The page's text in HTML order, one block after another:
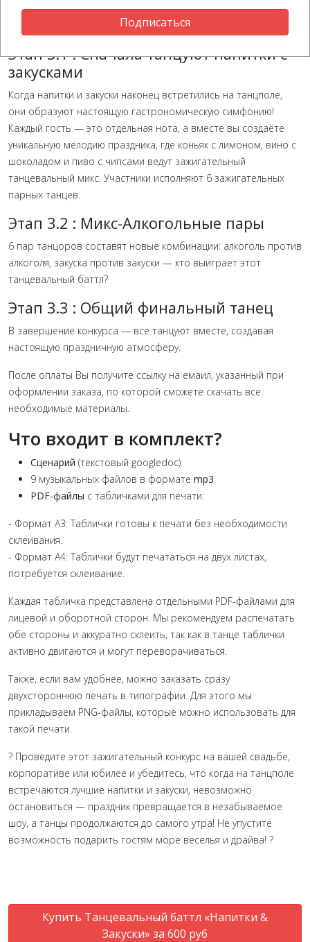
Этап 3.1 : Сначала танцуют напитки с
закусками
Когда напитки и закуски наконец встретились на танцполе,
они образуют настоящую гастрономическую симфонию!
Каждый гость — это отдельная нота, а вместе вы создаёте
уникальную мелодию праздника, где коньяк с лимоном, вино с
шоколадом и пиво с чипсами ведут зажигательный
танцевальный микс. Участники исполняют 6 зажигательных
парных танцев.
Этап 3.2 : Микс-Алкогольные пары
6 пар танцоров составят новые комбинации: алкоголь против
алкоголя, закуска против закуски — кто выиграет этот
танцевальный баттл?
Этап 3.3 : Общий финальный танец
В завершение конкурса — все танцуют вместе, создавая
настоящую праздничную атмосферу.
После оплаты Вы получите ссылку на емаил, указанный при
оформлении заказа, по которой сможете скачать все
необходимые материалы.
Что входит в комплект?
Сценарий (текстовый googledoc)
9 музыкальных файлов в формате mp3
PDF-файлы с табличками для печати:
- Формат А3: Таблички готовы к печати без необходимости
склеивания.
- Формат А4: Таблички будут печататься на двух листах,
потребуется склеивание.
Каждая табличка представлена отдельными PDF-файлами для
лицевой и оборотной сторон. Мы рекомендуем распечатать
обе стороны и аккуратно склеить, так как в танце таблички
активно двигаются и могут переворачиваться.
Также, если вам удобнее, можно заказать сразу
двухстороннюю печать в типографии. Для этого мы
прикладываем PNG-файлы, которые можно использовать для
такой печати.
? Проведите этот зажигательный конкурс на вашей свадьбе,
корпоративе или юбилее и убедитесь, что когда на танцполе
встречаются лучшие напитки и закуски, невозможно
остановиться — праздник превращается в незабываемое
шоу, а танцы продолжаются до самого утра! Не упустите
возможность подарить гостям море веселья и драйва! ?
Купить Танцевальный баттл «Напитки &
Закуски» за 600 руб
Подписаться